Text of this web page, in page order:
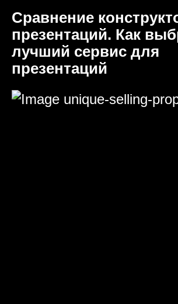
Сравнение
презентаций. Как
лучший сервис для
презентаций